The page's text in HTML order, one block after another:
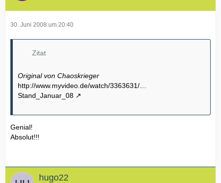
30. Juni 2008 um 20:40
Zitat
Original von Chaoskrieger
http://www.myvideo.de/watch/3363631/…
Stand_Januar_08
Genial!
Absolut!!!
hugo22